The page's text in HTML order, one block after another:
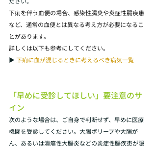
下痢を伴う血便の場合、感染性腸炎や炎症性腸疾患
など、通常の血便とは異なる考え方が必要になるこ
とがあります。
詳しくは以下も参考にしてください。
▶ 下痢に血が混じるときに考えるべき病気一覧
「早めに受診してほしい」要注意のサ
イン
次のような場合は、ご自身で判断せず、早めに医療
機関を受診してください。大腸ポリープや大腸が
ん、あるいは潰瘍性大腸炎などの炎症性腸疾患が隠